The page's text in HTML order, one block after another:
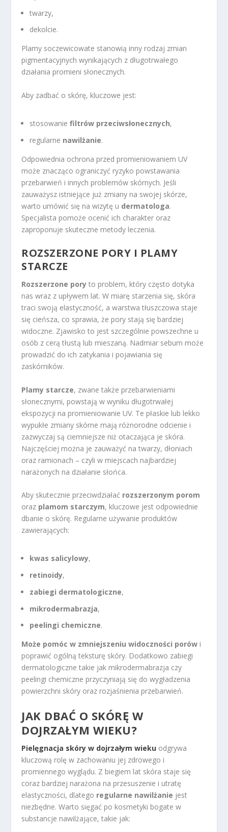
twarzy,
dekolcie.
Plamy soczewicowate stanowią inny rodzaj zmian
pigmentacyjnych wynikających z długotrwałego
działania promieni słonecznych.
Aby zadbać o skórę, kluczowe jest:
stosowaniefiltrów przeciwsłonecznych,
regularne nawilżanie.
Odpowiednia ochrona przed promieniowaniem UV
może znacząco ograniczyć ryzyko powstawania
przebarwień i innych problemów skórnych. Jeśli
zauważysz istniejące już zmiany na swojej skórze,
warto umówić się na wizytę u dermatologa.
Specjalista pomoże ocenić ich charakter oraz
zaproponuje skuteczne metody leczenia.
ROZSZERZONE PORY I PLAMY
STARCZE
Rozszerzone pory to problem, który często dotyka
nas wraz z upływem lat. W miarę starzenia się, skóra
traci swoją elastyczność, a warstwa tłuszczowa staje
się cieńsza, co sprawia, że pory stają się bardziej
widoczne. Zjawisko to jest szczególnie powszechne u
osób z cerą tłustą lub mieszaną. Nadmiar sebum może
prowadzić do ich zatykania i pojawiania się
zaskórników.
Plamy starcze, zwane także przebarwieniami
słonecznymi, powstają w wyniku długotrwałej
ekspozycji na promieniowanie UV. Te płaskie lub lekko
wypukłe zmiany skórne mają różnorodne odcienie i
zazwyczaj są ciemniejsze niż otaczająca je skóra.
Najczęściej można je zauważyć na twarzy, dłoniach
oraz ramionach – czyli w miejscach najbardziej
narażonych na działanie słońca.
Aby skutecznie przeciwdziałać rozszerzonym porom
oraz plamom starczym, kluczowe jest odpowiednie
dbanie o skórę. Regularne używanie produktów
zawierających:
kwas salicylowy,
retinoidy,
zabiegi dermatologiczne,
mikrodermabrazja,
peelingi chemiczne.
Może pomóc w zmniejszeniu widoczności porów i
poprawić ogólną teksturę skóry. Dodatkowo zabiegi
dermatologiczne takie jak mikrodermabrazja czy
peelingi chemiczne przyczyniają się do wygładzenia
powierzchni skóry oraz rozjaśnienia przebarwień.
JAK DBAĆ O SKÓRĘ W
DOJRZAŁYM WIEKU?
Pielęgnacja skóry w dojrzałym wieku odgrywa
kluczową rolę w zachowaniu jej zdrowego i
promiennego wyglądu. Z biegiem lat skóra staje się
coraz bardziej narażona na przesuszenie i utratę
elastyczności, dlatego regularne nawilżanie jest
niezbędne. Warto sięgać po kosmetyki bogate w
substancje nawilżające, takie jak: